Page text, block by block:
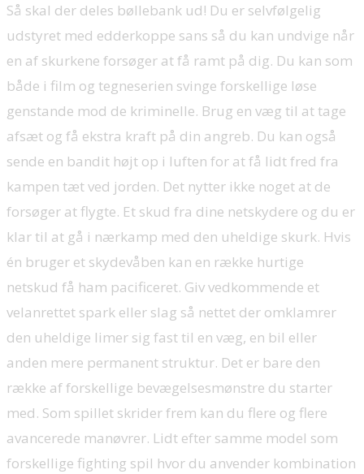
Så skal der deles bøllebank ud! Du er selvfølgelig
udstyret med edderkoppe sans så du kan undvige når
en af skurkene forsøger at få ramt på dig. Du kan som
både i film og tegneserien svinge forskellige løse
genstande mod de kriminelle. Brug en væg til at tage
afsæt og få ekstra kraft på din angreb. Du kan også
sende en bandit højt op i luften for at få lidt fred fra
kampen tæt ved jorden. Det nytter ikke noget at de
forsøger at flygte. Et skud fra dine netskydere og du er
klar til at gå i nærkamp med den uheldige skurk. Hvis
én bruger et skydevåben kan en række hurtige
netskud få ham pacificeret. Giv vedkommende et
velanrettet spark eller slag så nettet der omklamrer
den uheldige limer sig fast til en væg, en bil eller
anden mere permanent struktur. Det er bare den
række af forskellige bevægelsesmønstre du starter
med. Som spillet skrider frem kan du flere og flere
avancerede manøvrer. Lidt efter samme model som
forskellige fighting spil hvor du anvender kombination